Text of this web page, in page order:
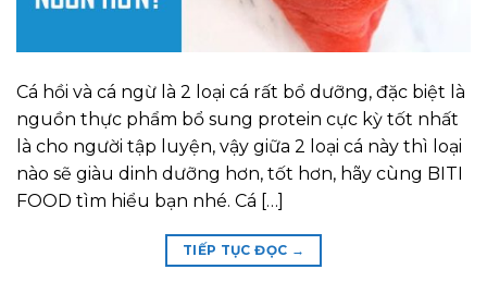
Cá hồi và cá ngừ là 2 loại cá rất bổ dưỡng, đặc biệt là
nguồn thực phẩm bổ sung protein cực kỳ tốt nhất
là cho người tập luyện, vậy giữa 2 loại cá này thì loại
nào sẽ giàu dinh dưỡng hơn, tốt hơn, hãy cùng BITI
FOOD tìm hiểu bạn nhé. Cá […]
TIẾP TỤC ĐỌC →